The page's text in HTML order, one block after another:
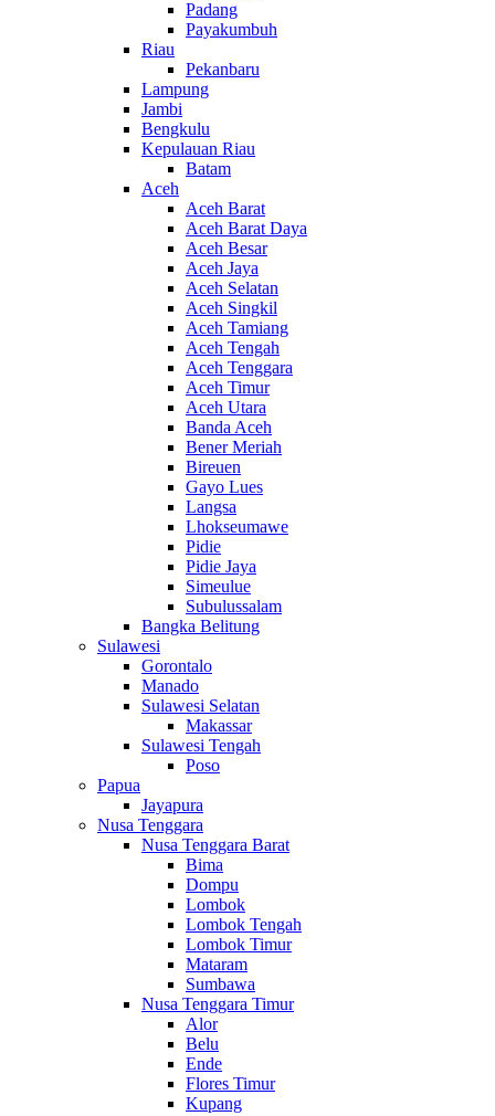
Padang
Payakumbuh
Riau
Pekanbaru
Lampung
Jambi
Bengkulu
Kepulauan Riau
Batam
Aceh
Aceh Barat
Aceh Barat Daya
Aceh Besar
Aceh Jaya
Aceh Selatan
Aceh Singkil
Aceh Tamiang
Aceh Tengah
Aceh Tenggara
Aceh Timur
Aceh Utara
Banda Aceh
Bener Meriah
Bireuen
Gayo Lues
Langsa
Lhokseumawe
Pidie
Pidie Jaya
Simeulue
Subulussalam
Bangka Belitung
Sulawesi
Gorontalo
Manado
Sulawesi Selatan
Makassar
Sulawesi Tengah
Poso
Papua
Jayapura
Nusa Tenggara
Nusa Tenggara Barat
Bima
Dompu
Lombok
Lombok Tengah
Lombok Timur
Mataram
Sumbawa
Nusa Tenggara Timur
Alor
Belu
Ende
Flores Timur
Kupang